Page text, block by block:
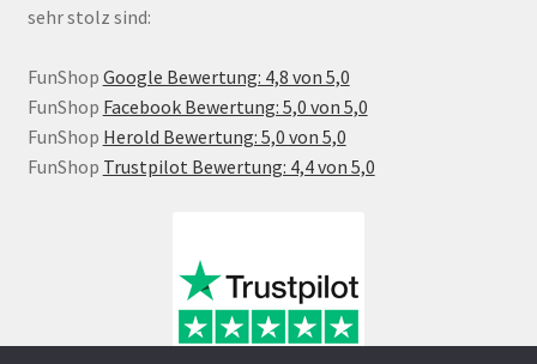
sehr stolz sind:
FunShop Google Bewertung: 4,8 von 5,0
FunShop Facebook Bewertung: 5,0 von 5,0
FunShop Herold Bewertung: 5,0 von 5,0
FunShop Trustpilot Bewertung: 4,4 von 5,0